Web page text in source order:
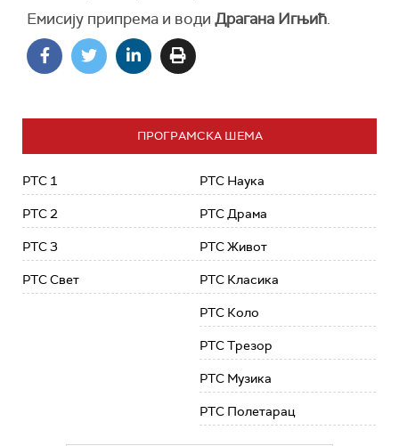
Емисију припрема и води Драгана Игњић.
ПРОГРАМСКА ШЕМА
РТС 1
РТС 2
РТС 3
РТС Свет
РТС Наука
РТС Драма
РТС Живот
РТС Класика
РТС Коло
РТС Трезор
РТС Музика
РТС Полетарац